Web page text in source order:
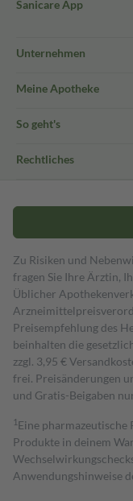
Sanicare App
Unternehmen
Meine Apotheke
So geht's
Rechtliches
Zu Risiken und
fragen Sie Ihre Ärztin,
Üblicher
Preisempfehlung des
beinhalten die
zzgl. 3,95 €
frei. Preisänderungen
und Gratis-Beigaben
1 Eine
Produkte in deinem
Anwendungshinweise